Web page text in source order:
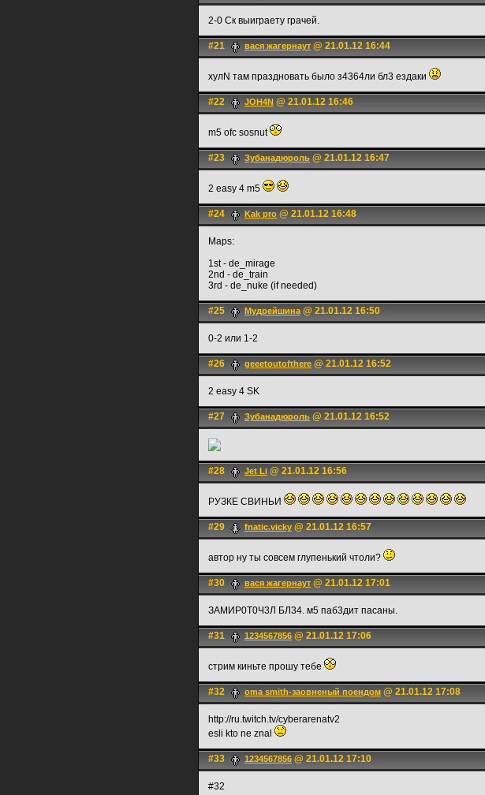
2-0 Ск выиграету грачей.
#21 вася жагернаут @ 21.01.12 16:44
хулN там праздновать было з4364ли бл3 ездаки
#22 JOH4N @ 21.01.12 16:46
m5 ofc sosnut
#23 Зубанадюроль @ 21.01.12 16:47
2 easy 4 m5
#24 Kak pro @ 21.01.12 16:48
Maps:
1st - de_mirage
2nd - de_train
3rd - de_nuke (if needed)
#25 Мудрейшина@ 21.01.12 16:50
0-2 или 1-2
#26 geeetoutofthere @ 21.01.12 16:52
2 easy 4 SK
#27 Зубанадюроль @ 21.01.12 16:52
#28 Jet Li @ 21.01.12 16:56
РУЗКЕ СВИНЬИ
#29 fnatic.vicky @ 21.01.12 16:57
автор ну ты совсем глупенький чтоли?
#30 вася жагернаут @ 21.01.12 17:01
ЗАМИР0Т0Ч3Л БЛ34. м5 паб3дит пасаны.
#31 1234567856 @ 21.01.12 17:06
стрим киньте прошу тебе
#32 oma smith-заовненый поендом @ 21.01.12 17:08
http://ru.twitch.tv/cyberarenatv2
esli kto ne znal
#33 1234567856 @ 21.01.12 17:10
#32